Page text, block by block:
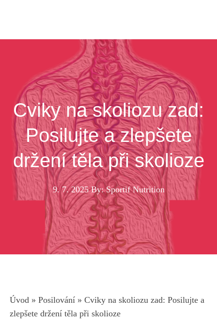
Cviky na skoliozu zad:
Posilujte a zlepšete
držení těla při skolioze
9. 7. 2025 By: Sportif Nutrition
Úvod » Posilování » Cviky na skoliozu zad: Posilujte a
zlepšete držení těla při skolioze